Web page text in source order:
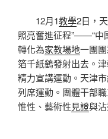
12月1教學2日，
照亮奮進征程”——“中
轉化為家教場地一團
箔千紙鶴發射出去。
精力宣講運動。天津
列席運動。團體干部
惟性、藝術性見證與